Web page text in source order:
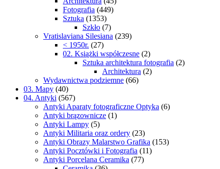
Fotografia (449)
Sztuka (1353)
Szkło (7)
Vratislaviana Silesiana (239)
< 1950r. (27)
02. Książki współczesne (2)
Sztuka architektura fotografia (2)
Architektura (2)
Wydawnictwa podziemne (66)
03. Mapy (40)
04. Antyki (567)
Antyki Aparaty fotograficzne Optyka (6)
Antyki brązownicze (1)
Antyki Lampy (5)
Antyki Militaria oraz ordery (23)
Antyki Obrazy Malarstwo Grafika (153)
Antyki Pocztówki i Fotografia (11)
Antyki Porcelana Ceramika (77)